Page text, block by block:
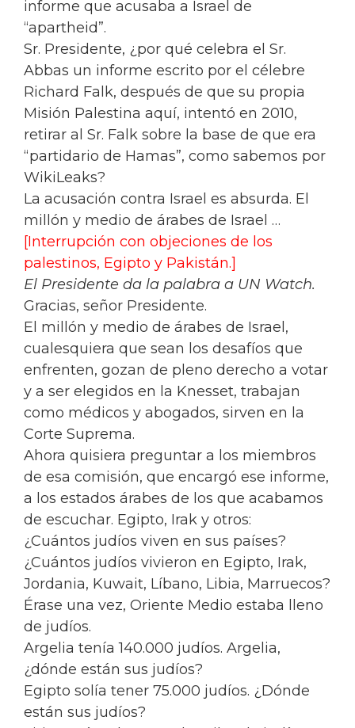
informe que acusaba a Israel de
“apartheid”.
Sr. Presidente, ¿por qué celebra el Sr.
Abbas un informe escrito por el célebre
Richard Falk, después de que su propia
Misión Palestina aquí, intentó en 2010,
retirar al Sr. Falk sobre la base de que era
“partidario de Hamas”, como sabemos por
WikiLeaks?
La acusación contra Israel es absurda. El
millón y medio de árabes de Israel …
[Interrupción con objeciones de los
palestinos, Egipto y Pakistán.]
El Presidente da la palabra a UN Watch.
Gracias, señor Presidente.
El millón y medio de árabes de Israel,
cualesquiera que sean los desafíos que
enfrenten, gozan de pleno derecho a votar
y a ser elegidos en la Knesset, trabajan
como médicos y abogados, sirven en la
Corte Suprema.
Ahora quisiera preguntar a los miembros
de esa comisión, que encargó ese informe,
a los estados árabes de los que acabamos
de escuchar. Egipto, Irak y otros:
¿Cuántos judíos viven en sus países?
¿Cuántos judíos vivieron en Egipto, Irak,
Jordania, Kuwait, Líbano, Libia, Marruecos?
Érase una vez, Oriente Medio estaba lleno
de judíos.
Argelia tenía 140.000 judíos. Argelia,
¿dónde están sus judíos?
Egipto solía tener 75.000 judíos. ¿Dónde
están sus judíos?